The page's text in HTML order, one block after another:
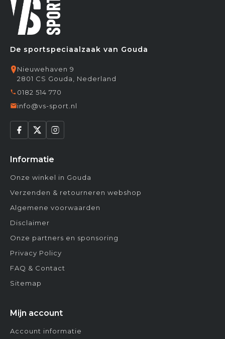
De sportspeciaalzaak van Gouda
Nieuwehaven 9
2801 CS Gouda, Nederland
0182 514 770
info@vs-sport.nl
Informatie
Onze winkel in Gouda
Verzenden & retourneren webshop
Algemene voorwaarden
Disclaimer
Onze partners en sponsoring
Privacy Policy
FAQ & Contact
Sitemap
Mijn account
Account informatie